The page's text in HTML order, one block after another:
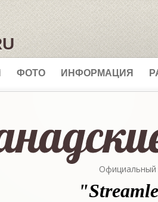
ФОТО ИНФОРМАЦИЯ
Официальный